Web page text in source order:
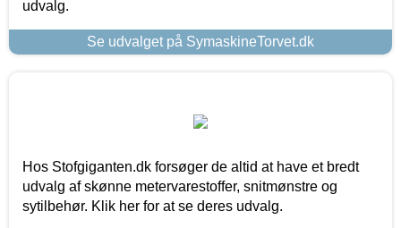
udvalg.
Se udvalget på SymaskineTorvet.dk
Hos Stofgiganten.dk forsøger de altid at have et bredt
udvalg af skønne metervarestoffer, snitmønstre og
sytilbehør. Klik her for at se deres udvalg.